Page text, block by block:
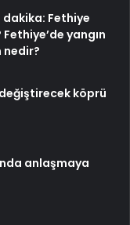
dakika: Fethiye
yangın
nedir?
değiştirecek köprü
anlaşmaya